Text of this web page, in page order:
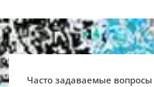
Часто задаваемые вопросы